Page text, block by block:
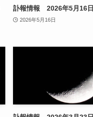
訃報情報 2026年5月16日
2026年5月16日